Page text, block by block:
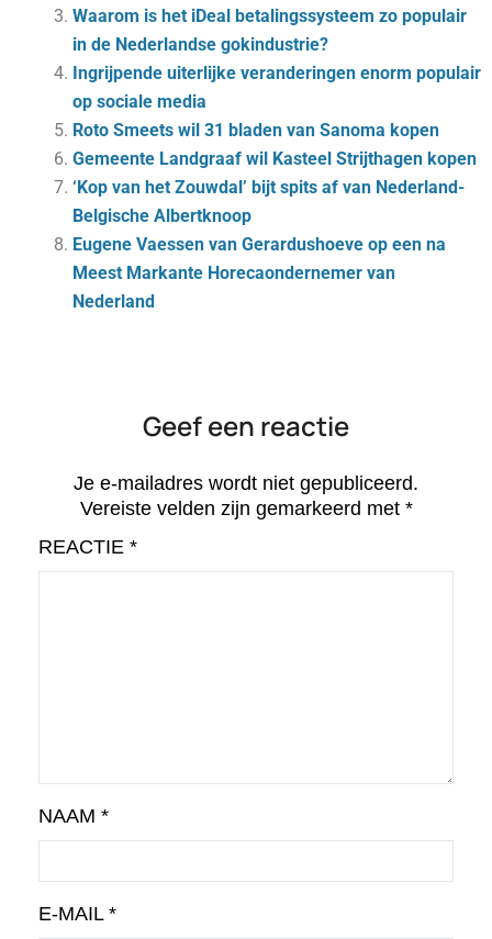
Waarom is het iDeal betalingssysteem zo populair
in de Nederlandse gokindustrie?
Ingrijpende uiterlijke veranderingen enorm populair
op sociale media
Roto Smeets wil 31 bladen van Sanoma kopen
Gemeente Landgraaf wil Kasteel Strijthagen kopen
‘Kop van het Zouwdal’ bijt spits af van Nederland-
Belgische Albertknoop
Eugene Vaessen van Gerardushoeve op een na
Meest Markante Horecaondernemer van
Nederland
Geef een reactie
Je e-mailadres wordt niet gepubliceerd.
Vereiste velden zijn gemarkeerd met *
REACTIE *
NAAM *
E-MAIL *